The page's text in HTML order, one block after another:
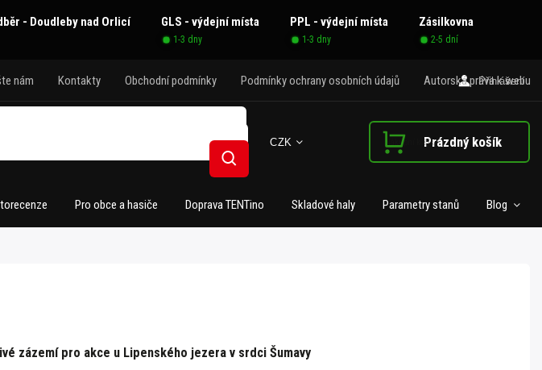
- Doudleby nad Orlicí GLS - výdejní místa PPL - výdejní místa Zásilkovna
1-3 dny 1-3 dny 2-5 dní
nám Kontakty Obchodní podmínky Podmínky ochrany osobních údajů Autorská práva k webu
CZK
Přihlášení
Hledat
Nákupní košíkPrázdný košík
Pro obce a hasiče Doprava TENTino Skladové haly Parametry stanů Blog
zázemí pro akce u Lipenského jezera v srdci Šumavy